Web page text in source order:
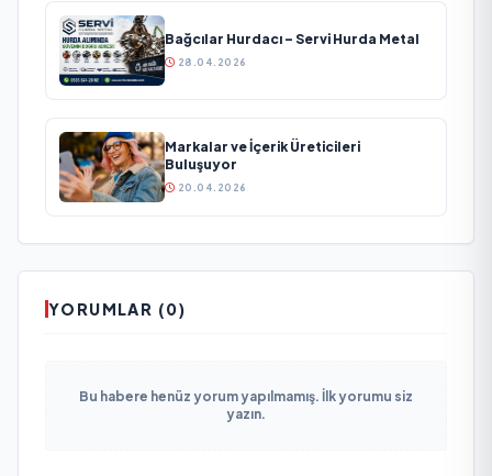
Bağcılar Hurdacı – Servi Hurda Metal
28.04.2026
Markalar ve İçerik Üreticileri
Buluşuyor
20.04.2026
YORUMLAR (0)
Bu habere henüz yorum yapılmamış. İlk yorumu siz
yazın.